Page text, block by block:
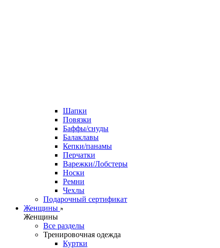
Шапки
Повязки
Баффы/снуды
Балаклавы
Кепки/панамы
Перчатки
Варежки/Лобстеры
Носки
Ремни
Чехлы
Подарочный сертификат
Женщины
Женщины
Все разделы
Тренировочная одежда
Куртки